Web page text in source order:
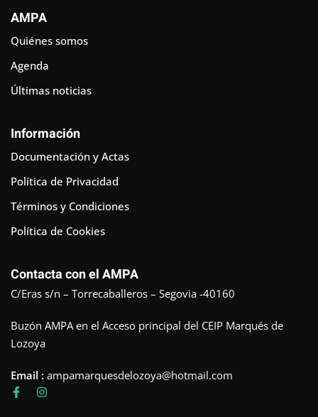
AMPA
Quiénes somos
Agenda
Últimas noticias
Información
Documentación y Actas
Política de Privacidad
Términos y Condiciones
Política de Cookies
Contacta con el AMPA
C/Eras s/n – Torrecaballeros – Segovia -40160
Buzón AMPA en el Acceso principal del CEIP Marqués de
Lozoya
Email : ampamarquesdelozoya@hotmail.com